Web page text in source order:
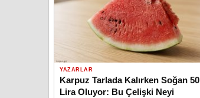
YAZARLAR
Karpuz Tarlada Kalırken Soğan 50
Lira Oluyor: Bu Çelişki Neyi